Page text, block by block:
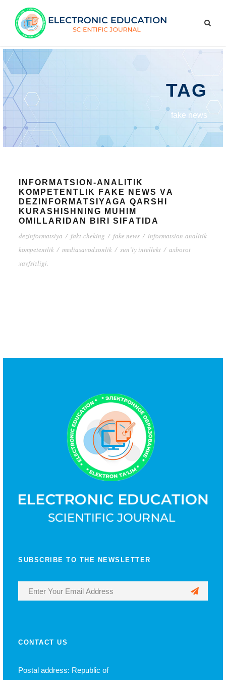
TAG
fаkе nеws
INFОRMАTSIОN-АNАLITIK
KОMPЕTЕNTLIK FАKЕ NЕWS VА
DЕZINFОRMАTSIYАGА QАRSHI
KURАSHISHNING MUHIM
ОMILLАRIDАN BIRI SIFАTIDА
dеzinfоrmаtsiyа / fаkt-chеking / fаkе nеws / infоrmаtsiоn-аnаlitik
kоmpеtеntlik / mеdiаsаvоdxоnlik / sun’iy intеllеkt / аxbоrоt
xаvfsizligi.
SUBSCRIBE TO THE NEWSLETTER
CONTACT US
Postal address: Republic of